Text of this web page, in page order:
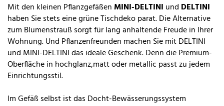
Mit den kleinen PflanzgefäßenMINI-DELTINI und DELTINI
haben Sie stets eine grüne Tischdeko parat. Die Alternative
zum Blumenstrauß sorgt für lang anhaltende Freude in Ihrer
Wohnung. Und Pflanzenfreunden machen Sie mit DELTINI
und MINI-DELTINI das ideale Geschenk. Denn die Premium-
Oberfläche in hochglanz,matt oder metallic passt zu jedem
Einrichtungsstil.
Im Gefäß selbst ist das Docht-Bewässerungssystem